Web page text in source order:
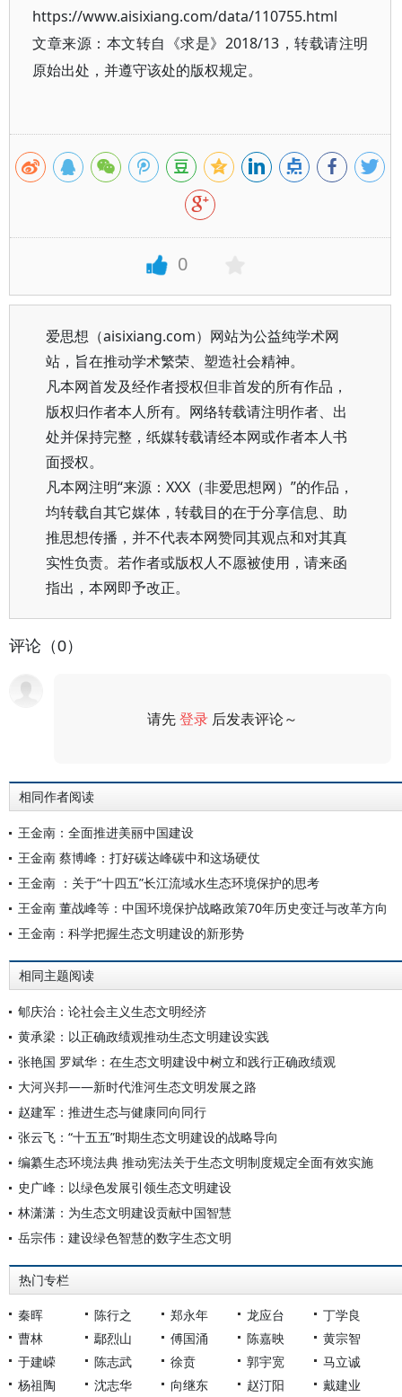
https://www.aisixiang.com/data/110755.html
文章来源：本文转自《求是》2018/13，转载请注明
原始出处，并遵守该处的版权规定。
0
爱思想（aisixiang.com）网站为公益纯学术网
站，旨在推动学术繁荣、塑造社会精神。
凡本网首发及经作者授权但非首发的所有作品，
版权归作者本人所有。网络转载请注明作者、出
处并保持完整，纸媒转载请经本网或作者本人书
面授权。
凡本网注明“来源：XXX（非爱思想网）”的作品，
均转载自其它媒体，转载目的在于分享信息、助
推思想传播，并不代表本网赞同其观点和对其真
实性负责。若作者或版权人不愿被使用，请来函
指出，本网即予改正。
评论（0）
请先登录 后发表评论～
相同作者阅读
王金南：全面推进美丽中国建设
王金南 蔡博峰：打好碳达峰碳中和这场硬仗
王金南 ：关于“十四五”长江流域水生态环境保护的思考
王金南 董战峰等：中国环境保护战略政策70年历史变迁与改革方向
王金南：科学把握生态文明建设的新形势
相同主题阅读
郇庆治：论社会主义生态文明经济
黄承梁：以正确政绩观推动生态文明建设实践
张艳国 罗斌华：在生态文明建设中树立和践行正确政绩观
大河兴邦——新时代淮河生态文明发展之路
赵建军：推进生态与健康同向同行
张云飞：“十五五”时期生态文明建设的战略导向
编纂生态环境法典 推动宪法关于生态文明制度规定全面有效实施
史广峰：以绿色发展引领生态文明建设
林潇潇：为生态文明建设贡献中国智慧
岳宗伟：建设绿色智慧的数字生态文明
热门专栏
秦晖 陈行之 郑永年 龙应台
丁学良
曹林
鄢烈山 傅国涌 陈嘉映
黄宗智
于建嵘
陈志武 徐贲 郭宇宽
马立诚
杨祖陶
沈志华 向继东 赵汀阳 戴建业